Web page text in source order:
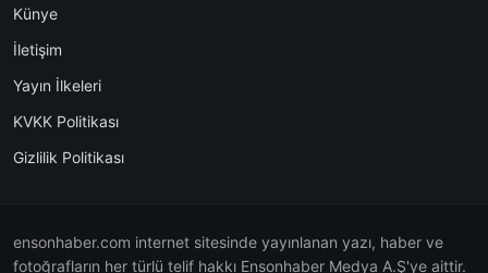
Künye
İletişim
Yayın İlkeleri
KVKK Politikası
Gizlilik Politikası
ensonhaber.com internet sitesinde yayınlanan yazı, haber ve
fotoğrafların her türlü telif hakkı Ensonhaber Medya A.Ş'ye aittir.